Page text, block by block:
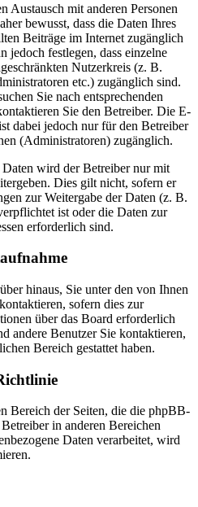
Austausch mit anderen Personen
bewusst, dass die Daten Ihres
Beiträge im Internet zugänglich
jedoch festlegen, dass einzelne
Nutzerkreis (z. B.
etc.) zugänglich sind.
Sie nach entsprechenden
Sie den Betreiber. Die E-
dabei jedoch nur für den Betreiber
(Administratoren) zugänglich.
wird der Betreiber nur mit
Dies gilt nicht, sofern er
zur Weitergabe der Daten (z. B.
ist oder die Daten zur
erforderlich sind.
hinaus, Sie unter den von Ihnen
sofern dies zur
über das Board erforderlich
andere Benutzer Sie kontaktieren,
Bereich gestattet haben.
Bereich der Seiten, die die phpBB-
in anderen Bereichen
Daten verarbeitet, wird